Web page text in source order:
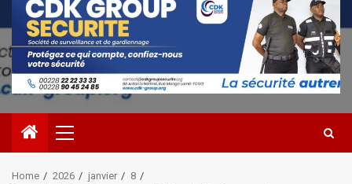
Primary
Menu
Home 2026 janvier
8